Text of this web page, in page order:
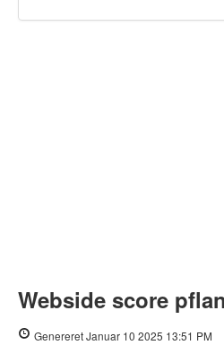
Webside score
Genereret Januar 10 2025 13:51 PM